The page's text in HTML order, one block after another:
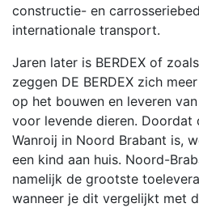
constructie- en
internationale transport.
Jaren later is BERDEX of
zeggen DE BERDEX zich
op het bouwen en leveren
voor levende dieren. Doordat
Wanroij in Noord Brabant is,
een kind aan huis. Noord-
namelijk de grootste
wanneer je dit vergelijkt met